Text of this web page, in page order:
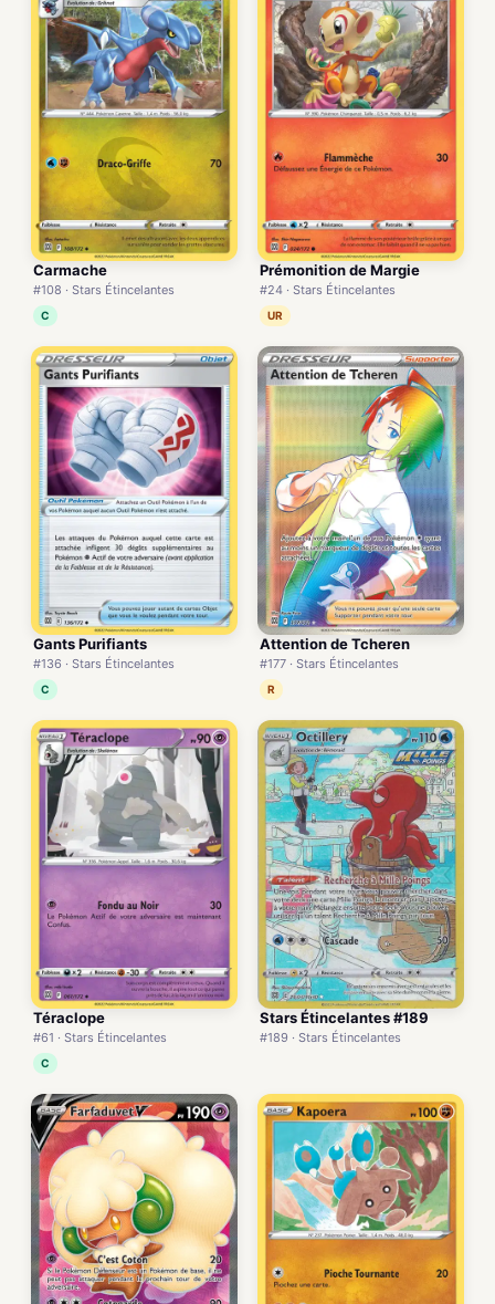
Carmache
#108 · Stars Étincelantes
C
Prémonition de Margie
#24 · Stars Étincelantes
UR
Gants Purifiants
#136 · Stars Étincelantes
C
Attention de Tcheren
#177 · Stars Étincelantes
R
Téraclope
#61 · Stars Étincelantes
C
Stars Étincelantes #189
#189 · Stars Étincelantes